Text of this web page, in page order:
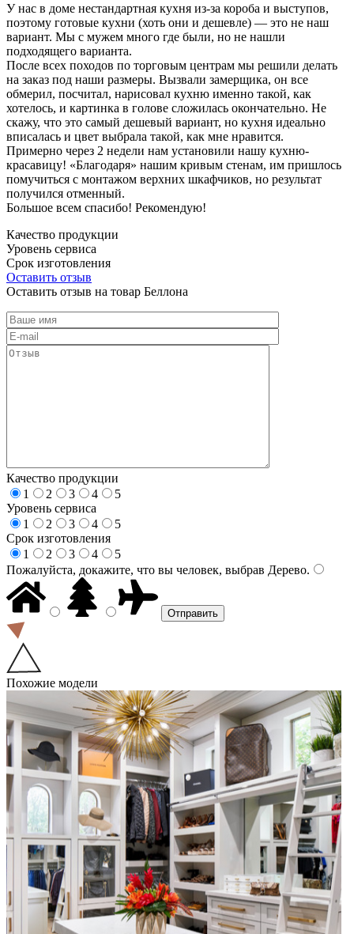
У нас в доме нестандартная кухня из-за короба и выступов,
поэтому готовые кухни (хоть они и дешевле) — это не наш
вариант. Мы с мужем много где были, но не нашли
подходящего варианта.
После всех походов по торговым центрам мы решили делать
на заказ под наши размеры. Вызвали замерщика, он все
обмерил, посчитал, нарисовал кухню именно такой, как
хотелось, и картинка в голове сложилась окончательно. Не
скажу, что это самый дешевый вариант, но кухня идеально
вписалась и цвет выбрала такой, как мне нравится.
Примерно через 2 недели нам установили нашу кухню-
красавицу! «Благодаря» нашим кривым стенам, им пришлось
помучиться с монтажом верхних шкафчиков, но результат
получился отменный.
Большое всем спасибо! Рекомендую!
Качество продукции
Уровень сервиса
Срок изготовления
Оставить отзыв
Оставить отзыв на товар Беллона
Качество продукции
1
2 3 4
5
Уровень сервиса
1
2 3 4
5
Срок изготовления
1
2 3 4
5
Пожалуйста, докажите, что вы человек, выбрав Дерево.
Похожие модели